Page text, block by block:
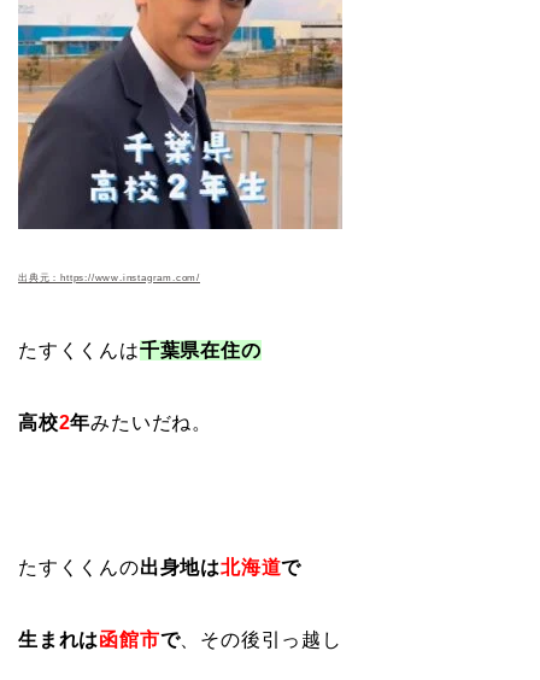
出典元：https://www.instagram.com/
たすくくんは千葉県在住の
高校2年みたいだね。
たすくくんの出身地は北海道で
生まれは函館市で、その後引っ越し